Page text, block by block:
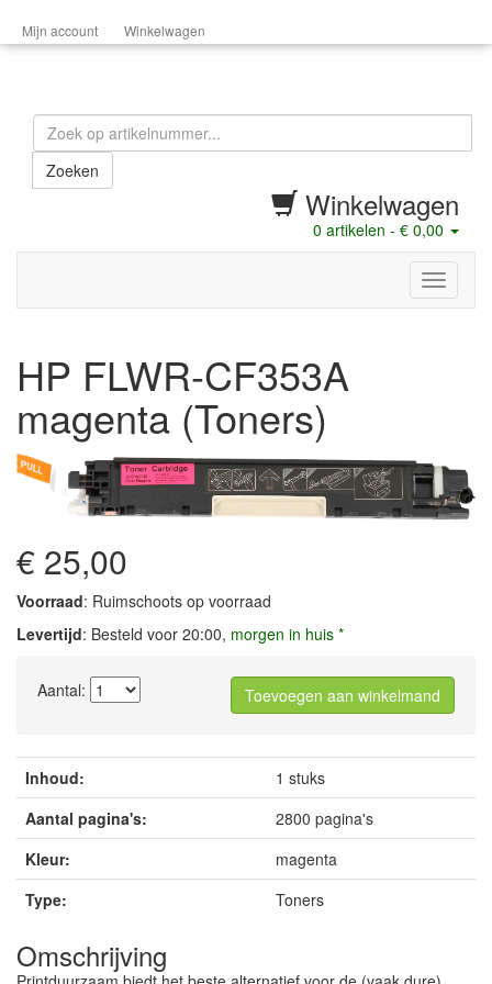
Mijn account Winkelwagen
Zoeken
Winkelwagen
0 artikelen - € 0,00
menu
HP FLWR-CF353A
magenta (Toners)
€ 25,00
Voorraad: Ruimschoots op voorraad
Levertijd: Besteld voor 20:00, morgen in huis *
Aantal: Toevoegen aan winkelmand
Inhoud:
1 stuks
Aantal pagina's:
2800 pagina's
Kleur:
magenta
Type:
Toners
Omschrijving